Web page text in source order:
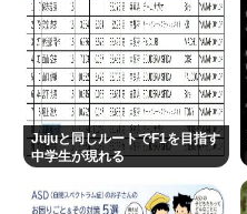
Jujuと同じルートでF1を目指す
中学生が現れる